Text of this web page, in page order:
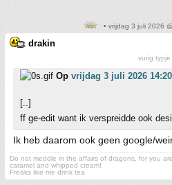
• vrijdag 3 juli 2026
drakin
vurig typje
Op vrijdag 3 juli 2026 14:20
[..]
ff ge-edit want ik verspreidde ook
Ik heb daarom ook geen google/
Do not meddle in the affairs of dragons, for you
caramel and whipped cream!
Freaks like me drink tea